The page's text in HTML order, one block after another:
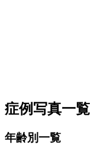
症例写真一覧
年齢別一覧